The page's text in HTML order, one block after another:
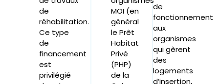
de
réhabilitation.
Ce type
de
financement
est
privilégié
MOI (en
général
le Prêt
Habitat
Privé
(PHP)
de la
de
fonctionnement
aux
organismes
qui gèrent
des
logements
d’insertion,